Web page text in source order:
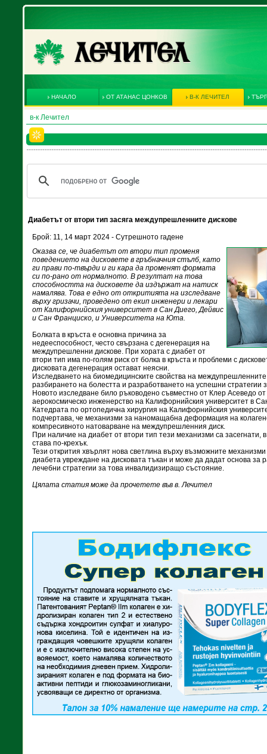
НАЧАЛО ОТ АТАНАС ЦОНКОВ В-К ЛЕЧИТЕЛ
в-к Лечител
Диабетът от втори тип засяга междупрешленните дискове
Брой: 11, 14 март 2024 - Сутрешното гадене
Оказва се, че диабетът от втори тип променя
поведението на дисковете в гръбначния стълб, като
ги прави по-твърди и ги кара да променят формата
си по-рано от нормалното. В резултат на това
способността на дисковете да издържат на натиск
намалява. Това е едно от откритията на изследване
върху гризачи, проведено от екип инженери и лекари
от Калифорнийския университет в Сан Диего, Дейвис
и Сан Франциско, и Университета на Юта.
Болката в кръста е основна причина за
недееспособност, често свързана с дегенерация на
междупрешленни дискове. При хората с диабет от
втори тип има по-голям риск от болка в кръста и проблеми с
дисковата дегенерация остават неясни.
Изследването на биомедицинските свойства на
разбирането на болестта и разработването на успешни стратегии
Новото изследване било ръководено съвместно от Клер Асеведо
аерокосмическо инженерство на Калифорнийския университет в
Катедрата по ортопедична хирургия на Калифорнийския
подчертава, че механизми за наномащабна деформация на
компресивното натоварване на междупрешленния диск.
При наличие на диабет от втори тип тези механизми са засегнати,
става по-крехък.
Тези открития хвърлят нова светлина върху възможните
диабета увреждане на дисковата тъкан и може да дадат основа за
лечебни стратегии за това инвалидизиращо състояние.
Цялата статия може да прочетете във в. Лечител